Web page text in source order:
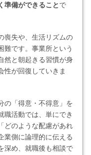
準備ができることで
喪失や、生活リズムの
難です。事業所という
然と朝起きる習慣が身
性が回復していきま
の「得意・不得意」を
職活動では、単にでき
どのような配慮があれ
業側に論理的に伝える
深め、就職後も相談で